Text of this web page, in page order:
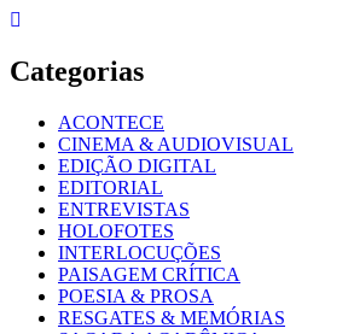
Skip
content
Categorias
ACONTECE
CINEMA & AUDIOVISUAL
EDIÇÃO DIGITAL
EDITORIAL
ENTREVISTAS
HOLOFOTES
INTERLOCUÇÕES
PAISAGEM CRÍTICA
POESIA & PROSA
RESGATES & MEMÓRIAS